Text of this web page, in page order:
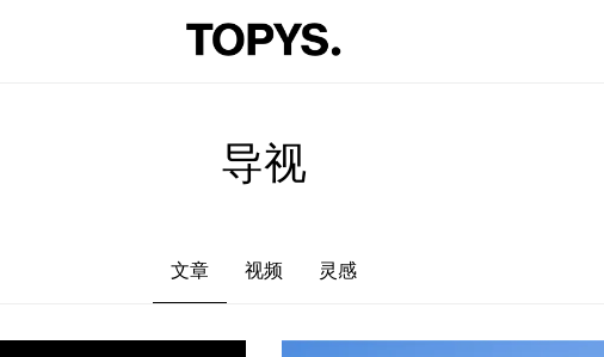
文章 视频 灵感